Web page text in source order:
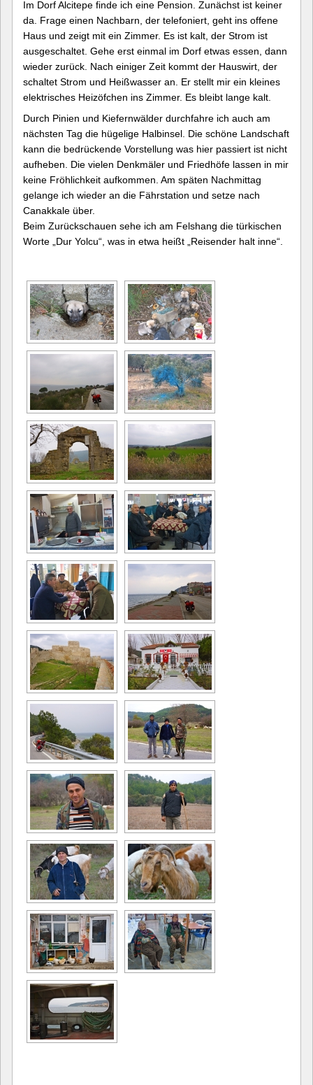
Im Dorf Alcitepe finde ich eine Pension. Zunächst ist keiner
da. Frage einen Nachbarn, der telefoniert, geht ins offene
Haus und zeigt mit ein Zimmer. Es ist kalt, der Strom ist
ausgeschaltet. Gehe erst einmal im Dorf etwas essen, dann
wieder zurück. Nach einiger Zeit kommt der Hauswirt, der
schaltet Strom und Heißwasser an. Er stellt mir ein kleines
elektrisches Heizöfchen ins Zimmer. Es bleibt lange kalt.
Durch Pinien und Kiefernwälder durchfahre ich auch am
nächsten Tag die hügelige Halbinsel. Die schöne Landschaft
kann die bedrückende Vorstellung was hier passiert ist nicht
aufheben. Die vielen Denkmäler und Friedhöfe lassen in mir
keine Fröhlichkeit aufkommen. Am späten Nachmittag
gelange ich wieder an die Fährstation und setze nach
Canakkale über.
Beim Zurückschauen sehe ich am Felshang die türkischen
Worte „Dur Yolcu“, was in etwa heißt „Reisender halt inne“.